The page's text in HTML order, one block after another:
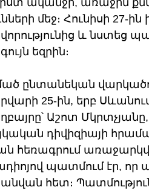
ականջի, առաջին
մեջ։ Հունիսի 27-
և նստեց
եզրին։
ընտանեկան
25-ին, երբ
Աշոտ Մկրտչյանը,
դիվիզիայի
հեռագրում
պատմում էր, որ
հետ։